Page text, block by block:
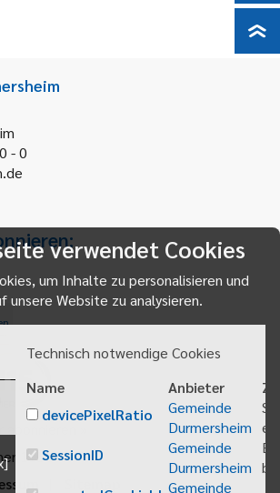
- 0
115
verwendet Cookies
um Inhalte zu personalisieren und
unsere Website zu analysieren.
Technisch notwendige Cookies
Name
Anbieter
devicePixelRatio
Gemeinde
Durmersheim
SessionID
Gemeinde
Durmersheim
Gemeinde